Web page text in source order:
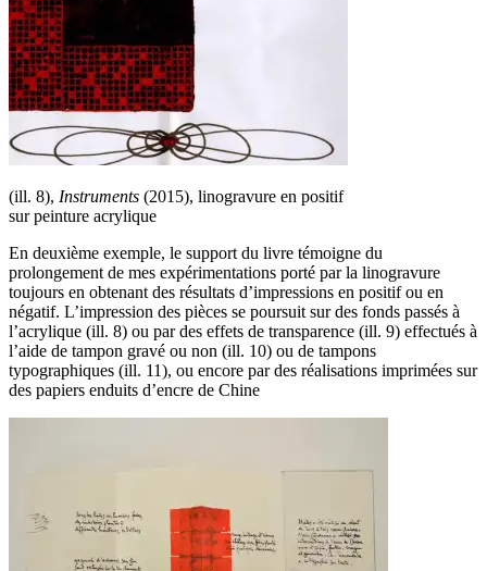
(ill. 8), Instruments (2015), linogravure en positif
sur peinture acrylique
En deuxième exemple, le support du livre témoigne du
prolongement de mes expérimentations porté par la linogravure
toujours en obtenant des résultats d’impressions en positif ou en
négatif. L’impression des pièces se poursuit sur des fonds passés à
l’acrylique (ill. 8) ou par des effets de transparence (ill. 9) effectués à
l’aide de tampon gravé ou non (ill. 10) ou de tampons
typographiques (ill. 11), ou encore par des réalisations imprimées sur
des papiers enduits d’encre de Chine